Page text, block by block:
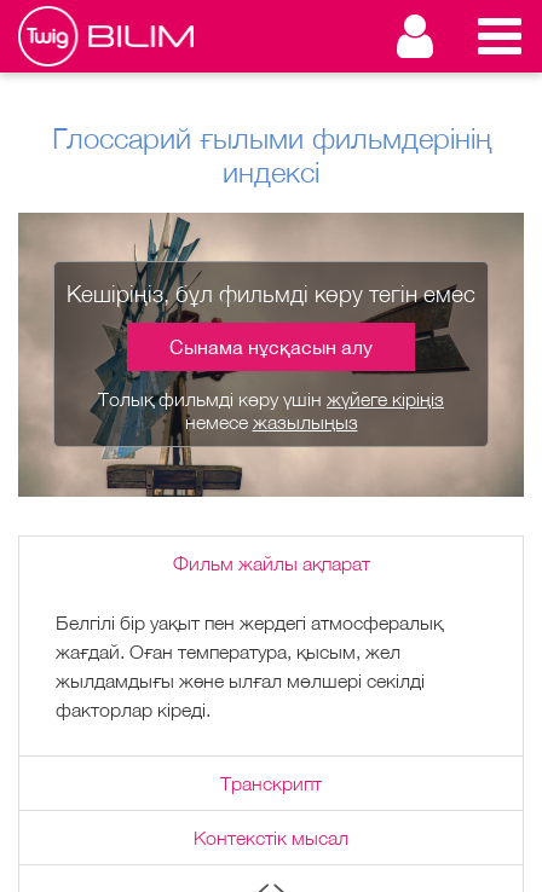
Глоссарий ғылыми фильмдерінің
индексі
Кешіріңіз, бұл фильмді көру тегін емес
Сынама нұсқасын алу
Толық фильмді көру үшін жүйеге кіріңіз
немесе жазылыңыз
Фильм жайлы ақпарат
Белгілі бір уақыт пен жердегі атмосфералық
жағдай. Оған температура, қысым, жел
жылдамдығы және ылғал мөлшері секілді
факторлар кіреді.
Транскрипт
Контекстік мысал